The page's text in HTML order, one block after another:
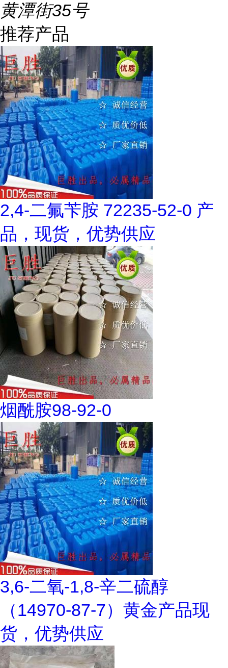
黄潭街35号
推荐产品
2,4-二氟苄胺 72235-52-0 产
品，现货，优势供应
烟酰胺98-92-0
3,6-二氧-1,8-辛二硫醇
（14970-87-7）黄金产品现
货，优势供应